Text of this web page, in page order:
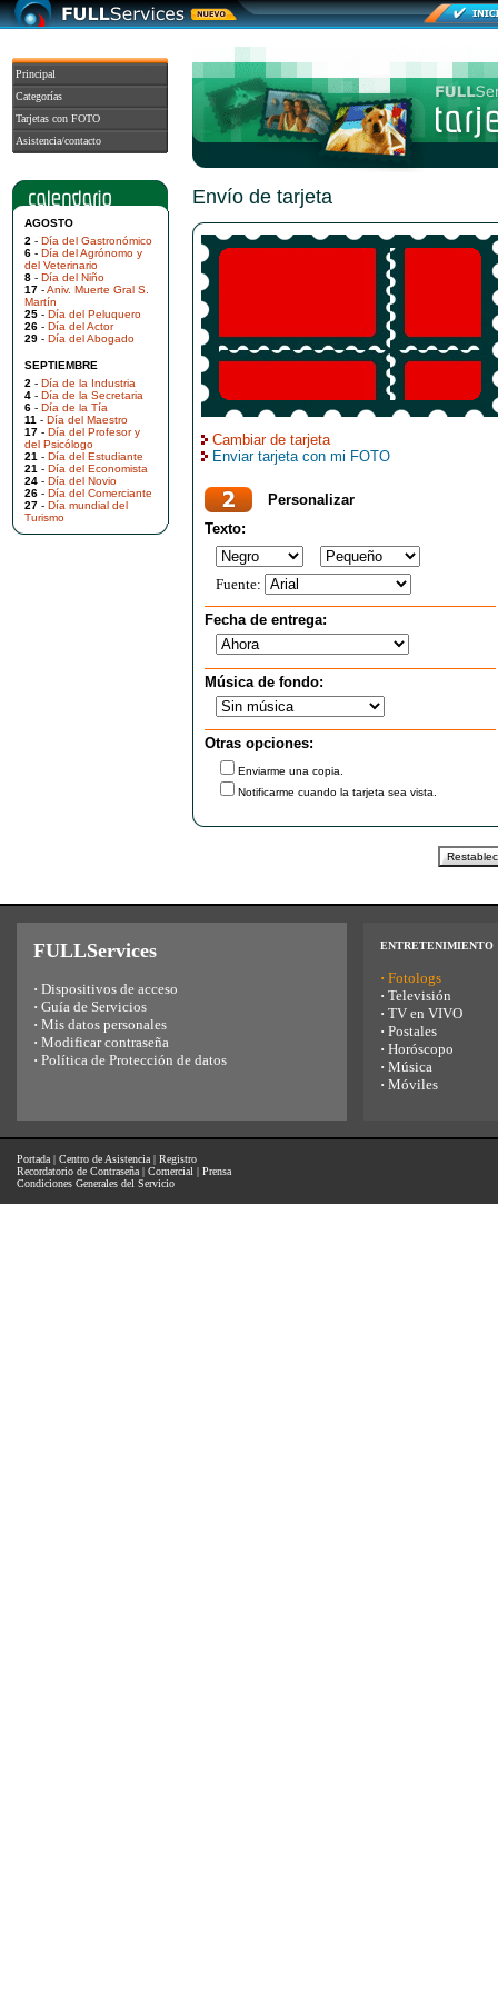
Principal
Categorías
Tarjetas con FOTO
Asistencia/contacto
AGOSTO
2 - Día del Gastronómico
6 - Día del Agrónomo y
del Veterinario
8 - Día del Niño
17 -Aniv. Muerte Gral S.
Martín
25 - Día del Peluquero
26 - Día del Actor
29 - Día del Abogado
SEPTIEMBRE
2 - Día de la Industria
4 - Día de la Secretaria
6 - Día de la Tía
11 - Día del Maestro
17 - Día del Profesor y
del Psicólogo
21 - Día del Estudiante
21 - Día del Economista
24 - Día del Novio
26 - Día del Comerciante
27 - Día mundial del
Turismo
Envío de tarjeta
Cambiar de tarjeta
Enviar tarjeta con mi FOTO
Personalizar
Texto:
Fuente:
Fecha de entrega:
Música de fondo:
Otras opciones:
Enviarme una copia.
Notificarme cuando la tarjeta sea vista.
FULLServices
· Dispositivos de acceso
· Guía de Servicios
· Mis datos personales
· Modificar contraseña
· Política de Protección de datos
ENTRETENIMIENTO
· Fotologs
· Televisión
· TV en VIVO
· Postales
· Horóscopo
· Música
· Móviles
Portada | Centro de Asistencia | Registro
Recordatorio de Contraseña | Comercial | Prensa
Condiciones Generales del Servicio